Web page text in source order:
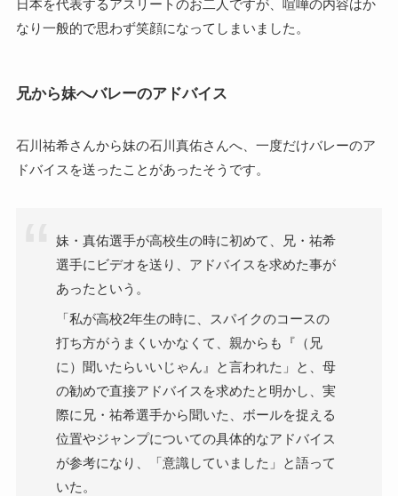
日本を代表するアスリートのお二人ですが、喧嘩の内容はか
なり一般的で思わず笑顔になってしまいました。
兄から妹へバレーのアドバイス
石川祐希さんから妹の石川真佑さんへ、一度だけバレーのア
ドバイスを送ったことがあったそうです。
妹・真佑選手が高校生の時に初めて、兄・祐希
選手にビデオを送り、アドバイスを求めた事が
あったという。
「私が高校2年生の時に、スパイクのコースの
打ち方がうまくいかなくて、親からも『（兄
に）聞いたらいいじゃん』と言われた」と、母
の勧めで直接アドバイスを求めたと明かし、実
際に兄・祐希選手から聞いた、ボールを捉える
位置やジャンプについての具体的なアドバイス
が参考になり、「意識していました」と語って
いた。